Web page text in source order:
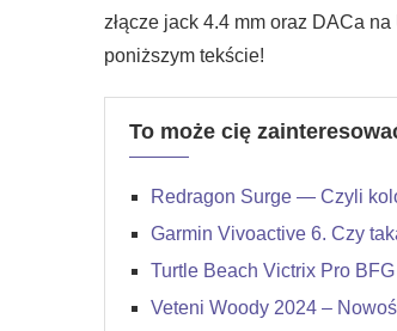
złącze jack 4.4 mm oraz DACa
poniższym tekście!
To może cię
Redragon Surge — Czyli
Garmin Vivoactive 6. Czy
Turtle Beach Victrix Pro
Veteni Woody 2024 –